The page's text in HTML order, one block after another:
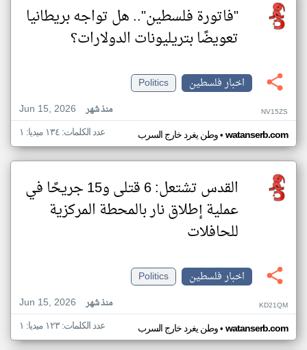
"فاتورة فلسطين".. هل تواجه بريطانيا
تعويضًا بتريليونات الدولارات؟
اخبار فلسطين
Politics
Jun 15, 2026
منذ شهر NV15ZS
وطن يغرد خارج السرب• watanserb.com عدد الكلمات: ١٣٤ ميديا: ١
القدس تشتعل: 6 قتلى و15 جريحًا في
عملية إطلاق نار بالمحطة المركزية
للحافلات
اخبار فلسطين
Politics
Jun 15, 2026
منذ شهر KD21QM
وطن يغرد خارج السرب• watanserb.com عدد الكلمات: ١٢٣ ميديا: ١